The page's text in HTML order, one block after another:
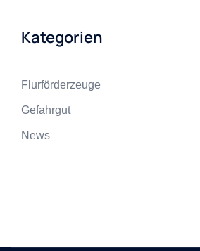
Kategorien
Flurförderzeuge
Gefahrgut
News